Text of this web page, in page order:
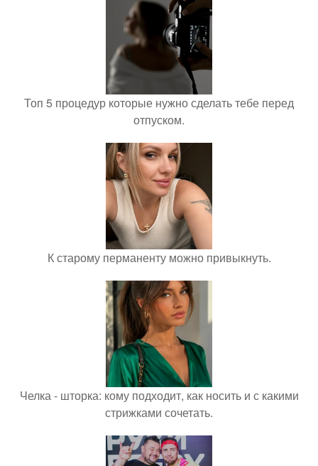
Топ 5 процедур которые нужно сделать тебе перед
отпуском.
К старому перманенту можно привыкнуть.
Челка - шторка: кому подходит, как носить и с какими
стрижками сочетать.